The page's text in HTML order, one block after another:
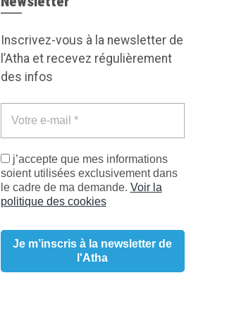
Inscrivez-vous à la newsletter de
l’Atha et recevez régulièrement
des infos
j’accepte que mes informations
soient utilisées exclusivement dans
le cadre de ma demande. Voir la
politique des cookies